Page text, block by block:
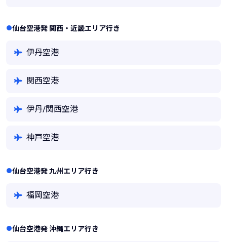
仙台空港発 関西・近畿エリア行き
伊丹空港
関西空港
伊丹/関西空港
神戸空港
仙台空港発 九州エリア行き
福岡空港
仙台空港発 沖縄エリア行き